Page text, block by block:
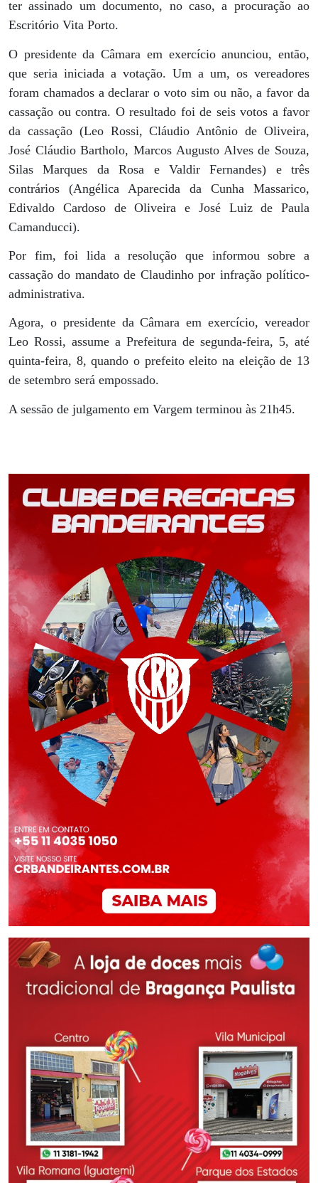
ter assinado um documento, no caso, a procuração ao
Escritório Vita Porto.
O presidente da Câmara em exercício anunciou, então,
que seria iniciada a votação. Um a um, os vereadores
foram chamados a declarar o voto sim ou não, a favor da
cassação ou contra. O resultado foi de seis votos a favor
da cassação (Leo Rossi, Cláudio Antônio de Oliveira,
José Cláudio Bartholo, Marcos Augusto Alves de Souza,
Silas Marques da Rosa e Valdir Fernandes) e três
contrários (Angélica Aparecida da Cunha Massarico,
Edivaldo Cardoso de Oliveira e José Luiz de Paula
Camanducci).
Por fim, foi lida a resolução que informou sobre a
cassação do mandato de Claudinho por infração político-
administrativa.
Agora, o presidente da Câmara em exercício, vereador
Leo Rossi, assume a Prefeitura de segunda-feira, 5, até
quinta-feira, 8, quando o prefeito eleito na eleição de 13
de setembro será empossado.
A sessão de julgamento em Vargem terminou às 21h45.